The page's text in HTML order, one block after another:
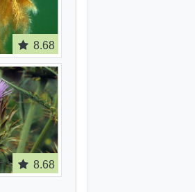
8.68
8.68